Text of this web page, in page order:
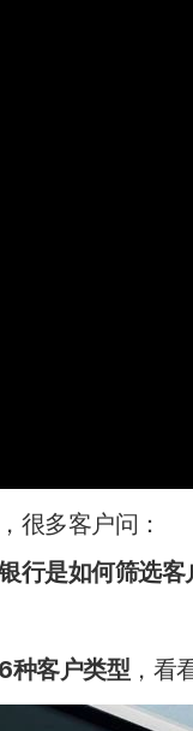
很多客户问：
行是如何筛选客
种客户类型 ，看